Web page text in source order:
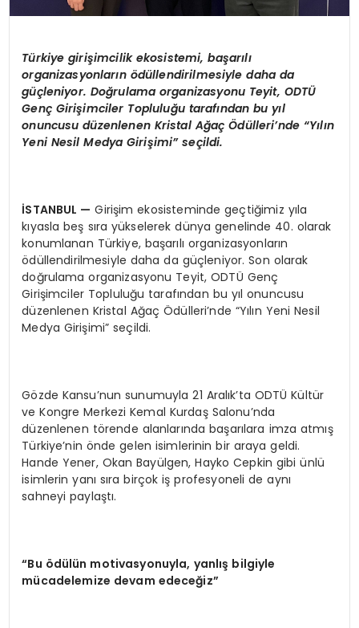
Türkiye girişimcilik ekosistemi, başarılı
organizasyonların ödüllendirilmesiyle daha da
güçleniyor. Doğrulama organizasyonu Teyit, ODTÜ
Genç Girişimciler Topluluğu tarafından bu yıl
onuncusu düzenlenen Kristal Ağaç Ödülleri’nde “Yılın
Yeni Nesil Medya Girişimi”seçildi.
İSTANBUL — Girişim ekosisteminde geçtiğimiz yıla
kıyasla beş sıra yükselerek dünya genelinde 40. olarak
konumlanan Türkiye, başarılı organizasyonların
ödüllendirilmesiyle daha da güçleniyor. Son olarak
doğrulama organizasyonu Teyit, ODTÜ Genç
Girişimciler Topluluğu tarafından bu yıl onuncusu
düzenlenen Kristal Ağaç Ödülleri’nde “Yılın Yeni Nesil
Medya Girişimi” seçildi.
Gözde Kansu’nun sunumuyla 21 Aralık’ta ODTÜ Kültür
ve Kongre Merkezi Kemal Kurdaş Salonu’nda
düzenlenen törende alanlarında başarılara imza atmış
Türkiye’nin önde gelen isimlerinin bir araya geldi.
Hande Yener, Okan Bayülgen, Hayko Cepkin gibi ünlü
isimlerin yanı sıra birçok iş profesyoneli de aynı
sahneyi paylaştı.
“Bu ödülün motivasyonuyla, yanlış bilgiyle
mücadelemize devam edeceğiz”